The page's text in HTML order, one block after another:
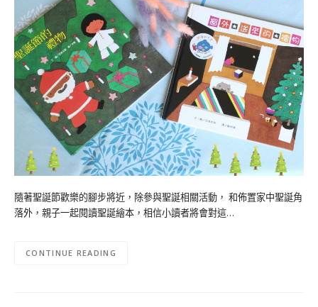
隨著聖誕節歡樂的腳步將近，除參與聖誕相關活動， 和佈置家中聖誕角
落外，親子一起閱讀聖誕繪本，相信小讀者將會對這…
CONTINUE READING